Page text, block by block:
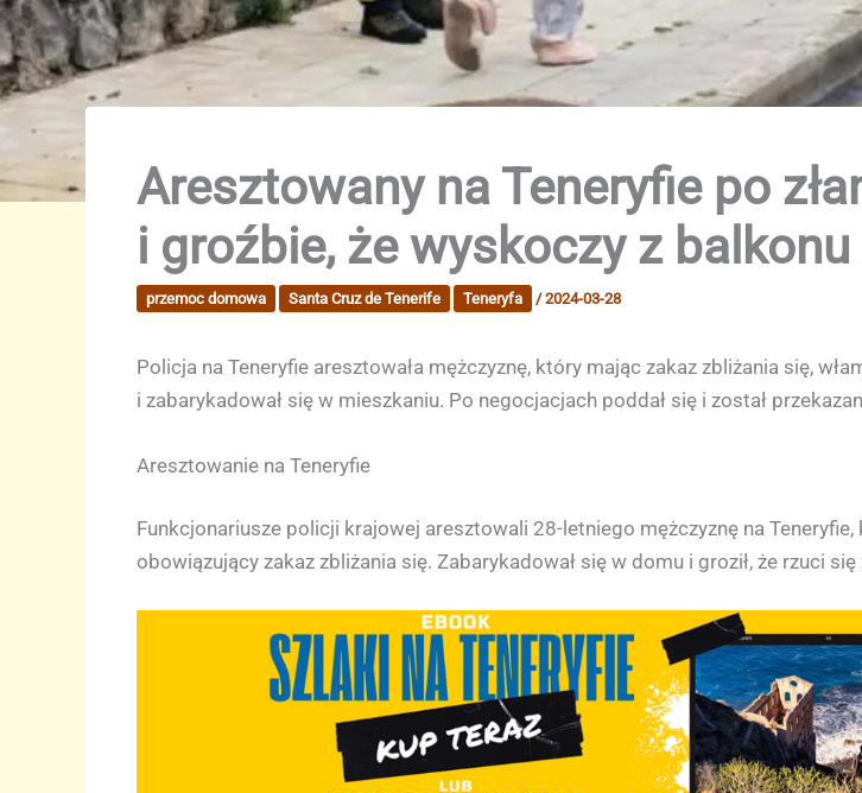
Aresztowany na Teneryfie po
i groźbie, że wyskoczy z
przemoc domowa Santa Cruz de Tenerife Teneryfa /2024-03-28
Policja na Teneryfie aresztowała mężczyznę, który mając zakaz zbliżania się,
i zabarykadował się w mieszkaniu. Po negocjacjach poddał się i został
Aresztowanie na Teneryfie
Funkcjonariusze policji krajowej aresztowali 28-letniego mężczyznę na
obowiązujący zakaz zbliżania się. Zabarykadował się w domu i groził, że rzuci